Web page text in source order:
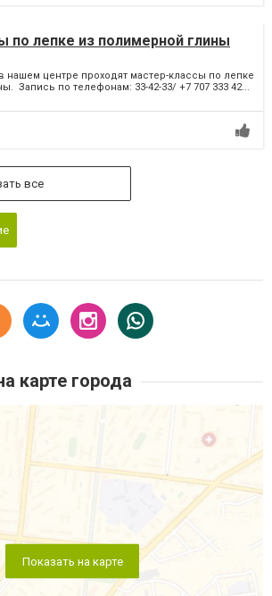
по лепке из полимерной глины
центре проходят мастер-классы по лепке
Запись по телефонам: 33-42-33/ +7 707 333 42...
все
карте города
Показать на карте